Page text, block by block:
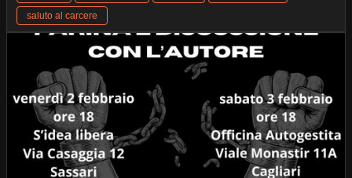
saluto al carcere